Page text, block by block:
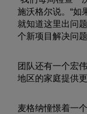
施沃格尔说。“如
就知道这里出问
个新项目解决问
团队还有一个宏
地区的家庭提供
麦格纳憧憬着一